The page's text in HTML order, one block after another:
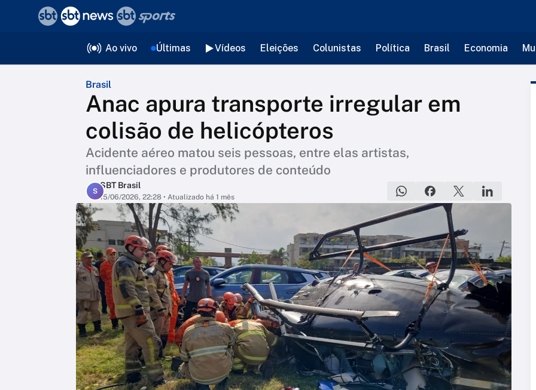
Ao vivo Últimas Vídeos Eleições Colunistas Política Brasil Economia
Brasil
Anac apura transporte irregular em
colisão de helicópteros
Acidente aéreo matou seis pessoas, entre elas artistas,
influenciadores e produtores de conteúdo
S
SBT Brasil
15/06/2026, 22:28 • Atualizado há 1 mês
voltar
Editorias